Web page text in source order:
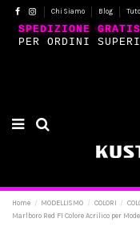
Chi Siamo Blog
SPEDIZIONE GRATIS
PER ORDINI
Home MODELLISMO COLORI
Marlboro Red F1 Colore Acrilico per